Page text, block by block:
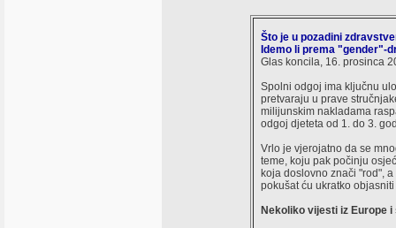
Što je u pozadini
Idemo li prema "gender"-
Glas koncila, 16. prosinca
Spolni odgoj ima ključnu
pretvaraju u prave
milijunskim nakladama
odgoj djeteta od 1. do 3.
Vrlo je vjerojatno da se
teme, koju pak počinju
koja doslovno znači "rod",
pokušat ću ukratko
Nekoliko vijesti iz Europe